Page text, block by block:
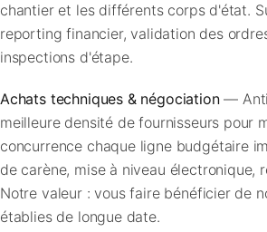
chantier et les différents corps d'état.
reporting financier, validation des
inspections d'étape.
Achats techniques & négociation—
meilleure densité de fournisseurs pour
concurrence chaque ligne budgétaire
de carène, mise à niveau électronique,
Notre valeur : vous faire bénéficier de
établies de longue date.